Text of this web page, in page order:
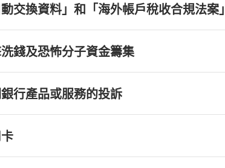
動交換資料」和「海外帳戶稅收合規法案」
錢及恐怖分子資金籌集
行產品或服務的投訴